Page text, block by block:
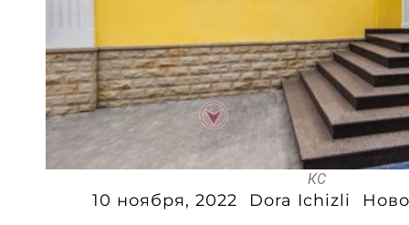
КС
10 ноября, 2022 Dora Ichizli